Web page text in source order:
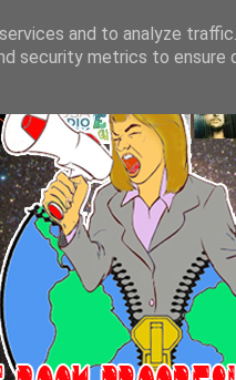
and to analyze
security metrics to ensure